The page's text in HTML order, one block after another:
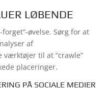
LØBENDE
øvelse. Sørg for at
af
værktøjer til at “crawle”
placeringer.
PÅ SOCIALE MEDIER